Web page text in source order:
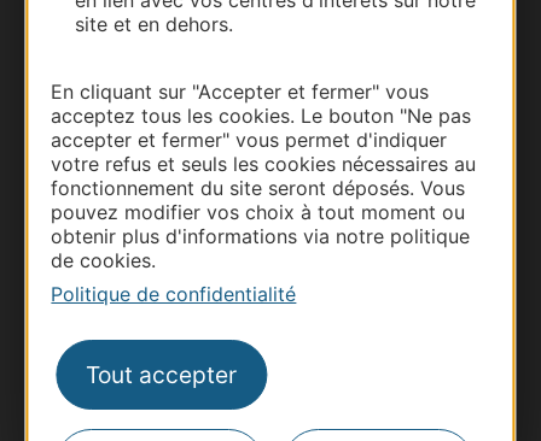
site et en dehors.
En cliquant sur "Accepter et fermer" vous
acceptez tous les cookies. Le bouton "Ne pas
accepter et fermer" vous permet d'indiquer
votre refus et seuls les cookies nécessaires au
fonctionnement du site seront déposés. Vous
pouvez modifier vos choix à tout moment ou
obtenir plus d'informations via notre politique
de cookies.
Politique de confidentialité
Tout accepter
Thermalisme
Business/Mice
Pros d'Occitanie
Site presse et d'influence
Voyagistes
Destination Sport
Inscrivez-vous à la lettre d'information
Destination Occitanie pour recevoir des
suggestions de séjours, de visites et de sorties.